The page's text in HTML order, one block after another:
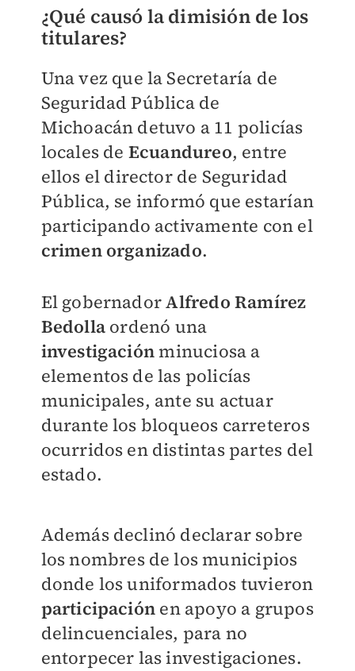
¿Qué causó la dimisión de los
titulares?
Una vez que la Secretaría de
Seguridad Pública de
Michoacán detuvo a 11 policías
locales de Ecuandureo, entre
ellos el director de Seguridad
Pública, se informó que estarían
participando activamente con el
crimen organizado.
El gobernadorAlfredo Ramírez
Bedollaordenó una
investigaciónminuciosa a
elementos de las policías
municipales, ante su actuar
durante los bloqueos carreteros
ocurridos en distintas partes del
estado.
Además declinó declarar sobre
los nombres de los municipios
donde los uniformados tuvieron
participación en apoyo a grupos
delincuenciales, para no
entorpecer las investigaciones.